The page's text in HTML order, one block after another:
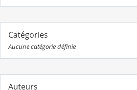
Catégories
Aucune catégorie définie
Auteurs